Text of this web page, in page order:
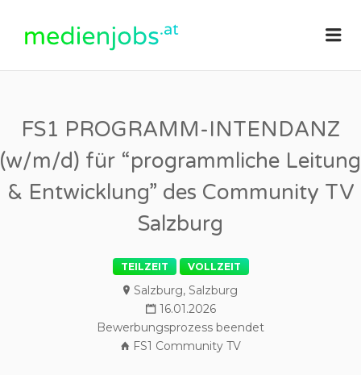
FS1 PROGRAMM-INTENDANZ
(w/m/d) für “programmliche Leitung
& Entwicklung” des Community TV
Salzburg
TEILZEIT VOLLZEIT
Salzburg, Salzburg
16.01.2026
Bewerbungsprozess beendet
FS1 Community TV